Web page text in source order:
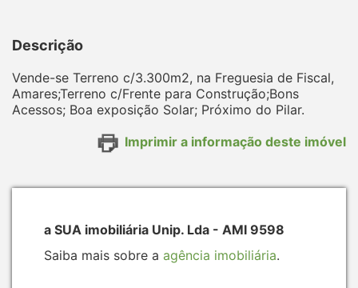
Descrição
Vende-se Terreno c/3.300m2, na Freguesia de Fiscal,
Amares;Terreno c/Frente para Construção;Bons
Acessos; Boa exposição Solar; Próximo do Pilar.
Imprimir a informação deste imóvel
a SUA imobiliária Unip. Lda - AMI 9598
Saiba mais sobre a agência imobiliária.